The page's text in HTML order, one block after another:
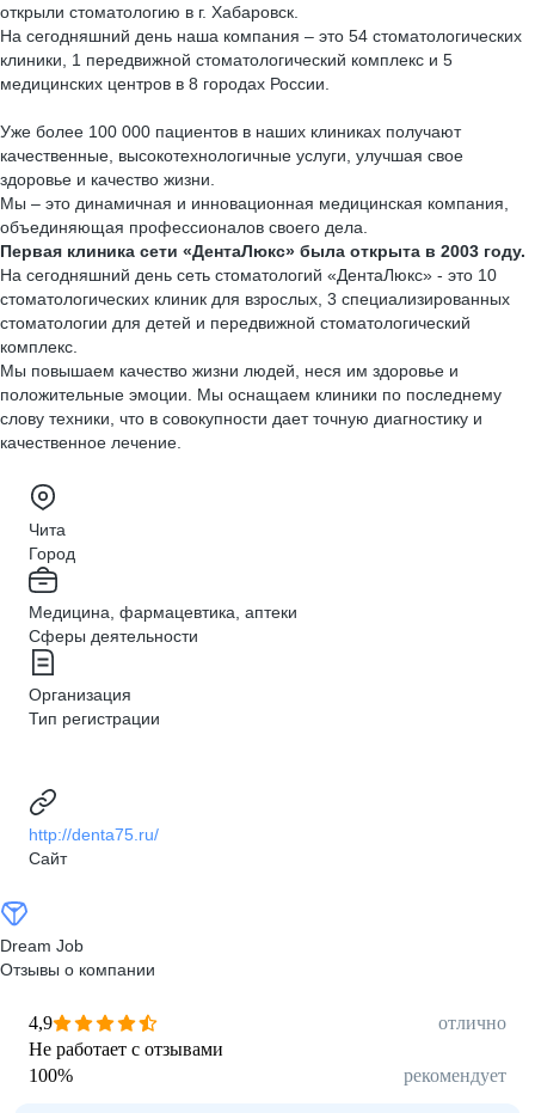
открыли стоматологию в г. Хабаровск.
На сегодняшний день наша компания – это 54 стоматологических
клиники, 1 передвижной стоматологический комплекс и 5
медицинских центров в 8 городах России.
Уже более 100 000 пациентов в наших клиниках получают
качественные, высокотехнологичные услуги, улучшая свое
здоровье и качество жизни.
Мы – это динамичная и инновационная медицинская компания,
объединяющая профессионалов своего дела.
Первая клиника сети «ДентаЛюкс» была открыта в 2003 году.
На сегодняшний день сеть стоматологий «ДентаЛюкс» - это 10
стоматологических клиник для взрослых, 3 специализированных
стоматологии для детей и передвижной стоматологический
комплекс.
Мы повышаем качество жизни людей, неся им здоровье и
положительные эмоции. Мы оснащаем клиники по последнему
слову техники, что в совокупности дает точную диагностику и
качественное лечение.
Чита
Город
Медицина, фармацевтика, аптеки
Сферы деятельности
Организация
Тип регистрации
http://denta75.ru/
Сайт
Dream Job
Отзывы о компании
4,9
отлично
Не работает с отзывами
100% рекомендует